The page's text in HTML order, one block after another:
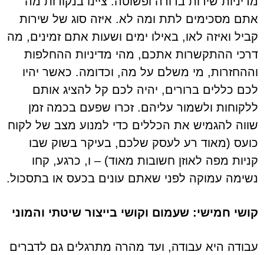
אתם מסכימים לתת ומה לא. איזה סוג של שירות
קביל ואיזה לאו, באילו ימים ושעות אתם זמינים, מה
דרכי ההתקשרות אתכם, מהי מדיניות ההחלפות
וההחזרות, מי משלם על מה, וכדומה. כאשר יהיו
לכם כללים ברורים, יהיה לכם קל להציג אותם
ללקוחות ולשמור עליהם. זכרו שפעם בכמה זמן
שווה להגמיש את הכללים כדי למנוע מצב של לקוח
כועס (מאוד רע לעסק שלכם, בעיקר בשוק שבו
קניות מפה לאוזן חשובות מאוד) – ו, כרגע, קחו
נשימה עמוקה לפני שאתם עונים בכעס או בתסכול.
קושי חמישי: שעמום וקושי בייצור שיטתי והמוני
עבודה היא עבודה, ועד מהרה מתרגלים גם לדברים